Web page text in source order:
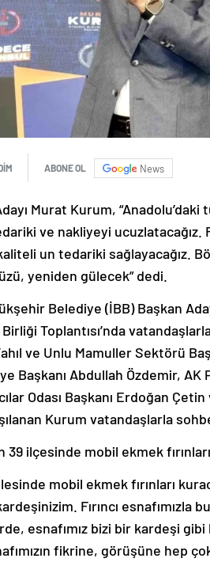
ABONE OL News
Murat Kurum,
ve nakliyeyi ucuzlatacağız.
un tedariki sağlayacağız.
yeniden gülecek” dedi.
Belediye (İBB) Başkan
Birliği Toplantısı’nda
ve Unlu Mamuller Sektörü
Başkanı Abdullah Özdemir, AK
Odası Başkanı Erdoğan
Kurum vatandaşlarla
39 ilçesinde mobil ekmek
mobil ekmek fırınları
Fırıncı
esnafımız bizi bir kardeşi gibi
fikrine, görüşüne hep